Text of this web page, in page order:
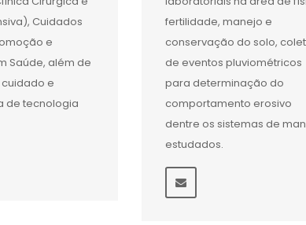
Cuidados
e
Saúde, além de
e
de tecnologia
fertilidade, manejo e
conservação do solo,
de eventos pluviométricos
para determinação do
comportamento erosivo
dentre os sistemas de
estudados.